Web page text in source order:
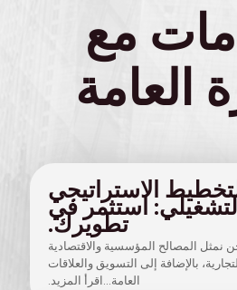
مع
العامة
الاستراتيجي
استثمر في
تطويرك.
نمثل المصالح المؤسسية والاقتصادية
بالإضافة إلى التسويق والعلاقات
العامة...اقرأ المزيد.